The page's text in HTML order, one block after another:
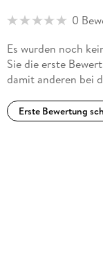
0
Es wurden noch
Sie die erste
damit anderen bei
Erste Bewertung